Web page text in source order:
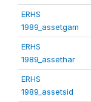
ERHS
1989_assetgam
ERHS
1989_assethar
ERHS
1989_assetsid